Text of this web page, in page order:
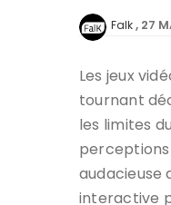
Falk 27
Les jeux
tournant
les limites
perceptions
audacieuse
interactive